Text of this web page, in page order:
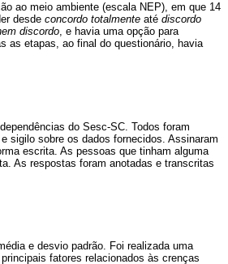
ao meio ambiente (escala NEP), em que 14
desde concordo totalmente até discordo
discordo, e havia uma opção para
as etapas, ao final do questionário, havia
do Sesc-SC. Todos foram
sigilo sobre os dados fornecidos. Assinaram
escrita. As pessoas que tinham alguma
As respostas foram anotadas e transcritas
e desvio padrão. Foi realizada uma
fatores relacionados às crenças